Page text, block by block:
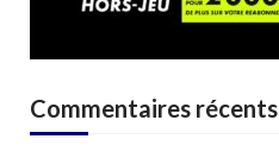
Commentaires récents